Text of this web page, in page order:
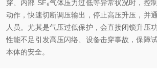
穿、内部 SF₆气体压力过低等异常状况时，控
动作，快速切断调压输出，停止高压升压，并
人员。尤其是气压过低保护，会直接闭锁升压
性能不足引发高压闪络、设备击穿事故，保障
本体的安全。